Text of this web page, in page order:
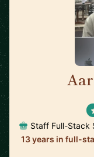
Staff Full-Stack
13 years in full-